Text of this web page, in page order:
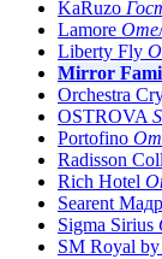
KaRuzo
Lamore
Liberty Fly
Mirror
Orchestra
OSTROVA
Portofino
Radisson
Rich Hotel
Searent
Sigma Sirius
SM Royal